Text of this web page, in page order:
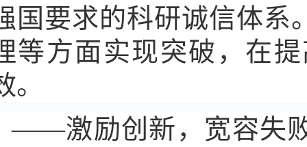
国要求的科研诚信体系
等方面实现突破，在
。
——激励创新，宽容失